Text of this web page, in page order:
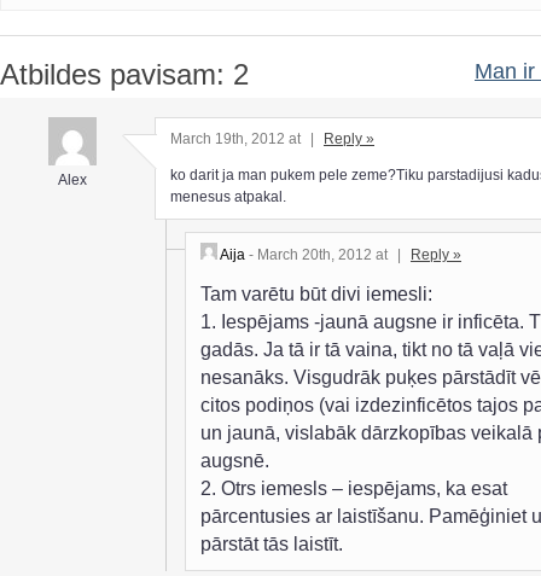
Atbildes pavisam: 2 Man ir
Alex
March 19th, 2012 at | Reply »
ko darit ja man pukem pele zeme?Tiku parstadijusi
menesus atpakal.
Aija - March 20th, 2012 at Reply »
Tam varētu būt divi iemesli:
1. Iespējams -jaunā augsne ir inficēta.
gadās. Ja tā ir tā vaina, tikt no tā vaļā
nesanāks. Visgudrāk puķes pārstādīt
citos podiņos (vai izdezinficētos tajos
un jaunā, vislabāk dārzkopības veikalā
augsnē.
2. Otrs iemesls – iespējams, ka esat
pārcentusies ar laistīšanu. Pamēģiniet
pārstāt tās laistīt.